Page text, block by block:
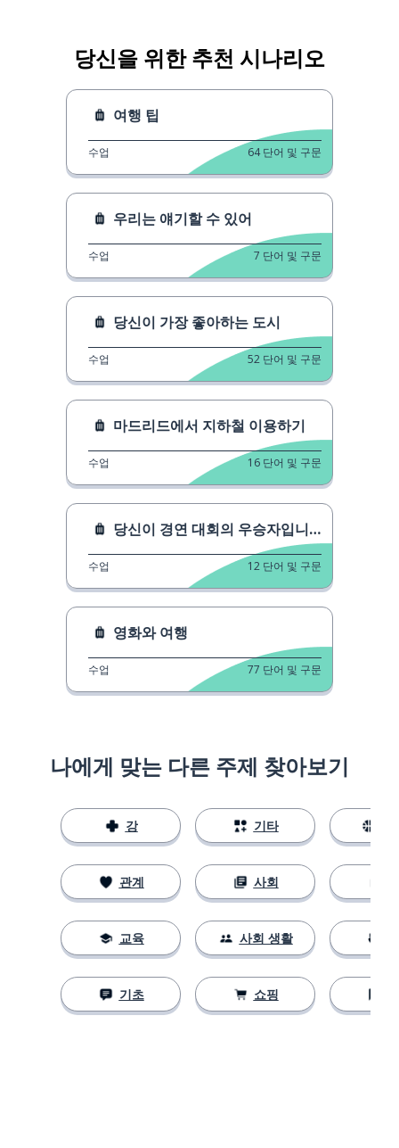
당신을 위한 추천 시나리오
여행 팁
수업 64 단어 및 구문
우리는 얘기할 수 있어
수업 7 단어 및 구문
당신이 가장 좋아하는 도시
수업 52 단어 및 구문
마드리드에서 지하철 이용하기
수업 16 단어 및 구문
당신이 경연 대회의 우승자입니다!
수업 12 단어 및 구문
영화와 여행
수업 77 단어 및 구문
나에게 맞는 다른 주제 찾아보기
강
관계
교육
기초
기타
사회
사회 생활
쇼핑